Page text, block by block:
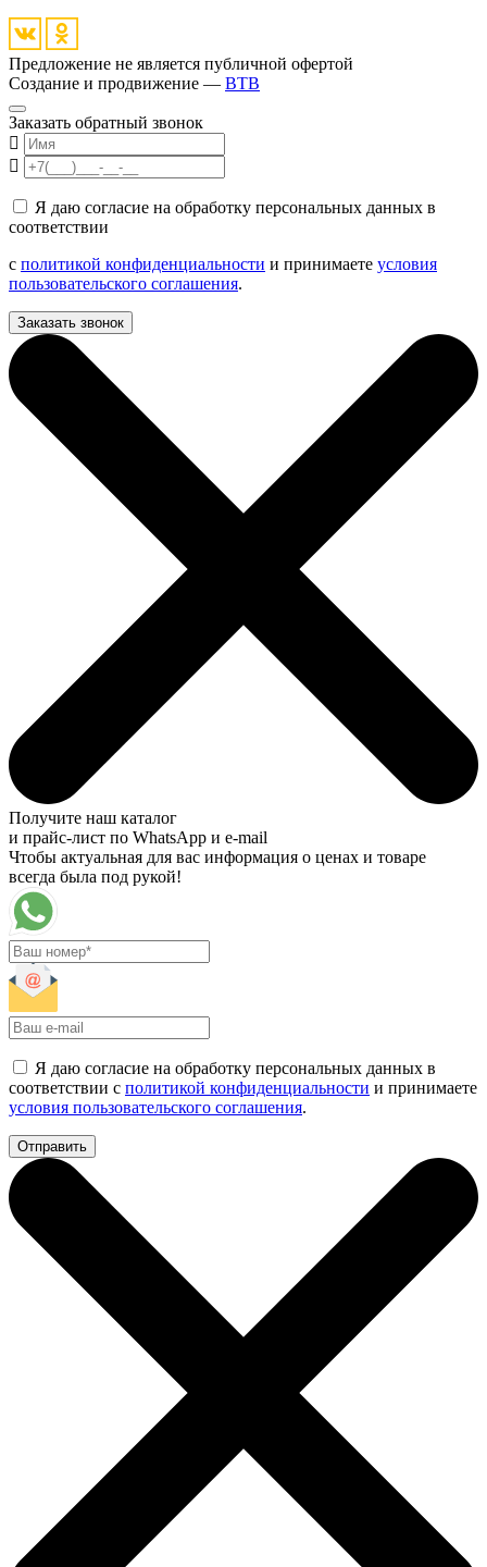
Предложение не является публичной офертой
Создание и продвижение — BTB
Заказать обратный звонок
Я даю согласие на обработку персональных данных в
соответствии
с политикой конфиденциальности и принимаете условия
пользовательского соглашения.
Заказать звонок
Получите наш каталог
и прайс-лист по WhatsApp и e-mail
Чтобы актуальная для вас информация о ценах и товаре
всегда была под рукой!
Я даю согласие на обработку персональных данных в
соответствии с политикой конфиденциальности и принимаете
условия пользовательского соглашения.